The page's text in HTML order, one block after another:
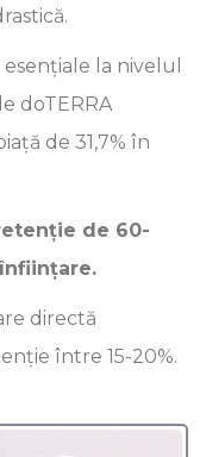
la nivelul
doTERRA
de 31,7% în
de 60-
directă
între 15-20%.